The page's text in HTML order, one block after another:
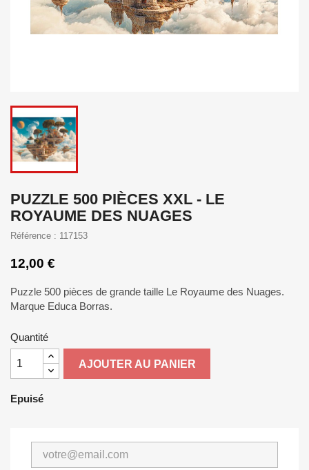
PUZZLE 500 PIÈCES XXL - LE
ROYAUME DES NUAGES
Référence : 117153
12,00 €
Puzzle 500 pièces de grande taille Le Royaume des Nuages.
Marque Educa Borras.
Quantité
AJOUTER AU PANIER
Epuisé